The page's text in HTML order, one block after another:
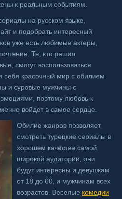
к реальным событиям.
на русском языке,
и подобрать интересный
уже есть любимые актеры,
Те, кто решил
смогут воспользоваться
себя красочный мир с обилием
и суровые мужчины с
поэтому любовь к
войдет в самое сердце.
Обилие жанров позволяет
смотреть турецкие сериалы в
хорошем качестве самой
широкой аудитории, они
будут интересны и девушкам
от 18 до 60, и мужчинам всех
возрастов. Веселые комедии